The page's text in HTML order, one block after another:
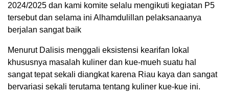
2024/2025 dan kami komite selalu mengikuti kegiatan P5
tersebut dan selama ini Alhamdulillan pelaksanaanya
berjalan sangat baik
Menurut Dalisis menggali eksistensi kearifan lokal
khususnya masalah kuliner dan kue-mueh suatu hal
sangat tepat sekali diangkat karena Riau kaya dan sangat
bervariasi sekali terutama tentang kuliner kue-kue ini.